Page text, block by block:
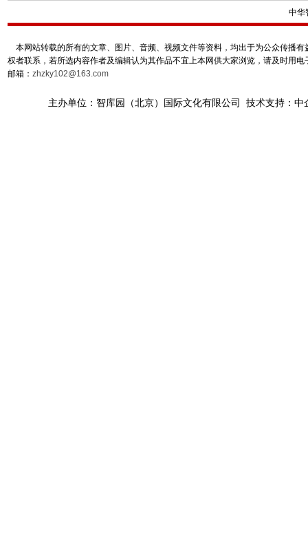
中华
本网站转载的所有的文章、图片、音频、视频文件等资料，均出于为公众传播
权者联系，若所选内容作者及编辑认为其作品不宜上本网供大家浏览，请及时用
邮箱： zhzky102@163.com
主办单位：智库园（北京）国际文化有限公司 技术支持：